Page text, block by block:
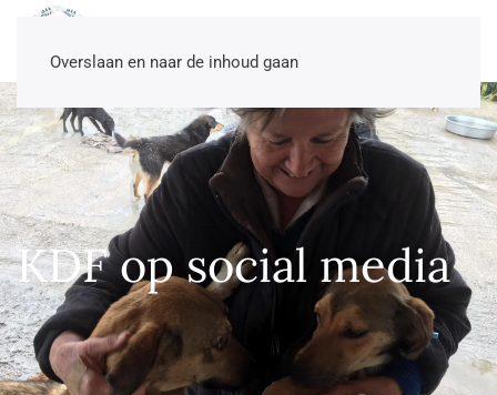
Overslaan en naar de inhoud gaan
KDF op social media